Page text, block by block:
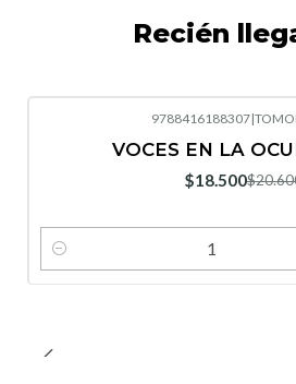
Recién
9788416188307|
VOCES EN LA
$18.500
Cantidad